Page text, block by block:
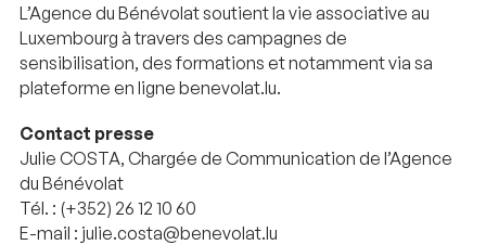
L’Agence du Bénévolat soutient la vie associative au
Luxembourg à travers des campagnes de
sensibilisation, des formations et notamment via sa
plateforme en ligne benevolat.lu.
Contact presse
Julie COSTA, Chargée de Communication de l’Agence
du Bénévolat
Tél. : (+352) 26 12 10 60
E-mail : julie.costa@benevolat.lu